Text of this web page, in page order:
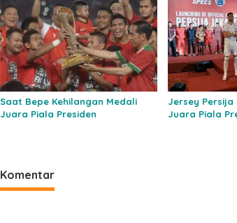
Saat Bepe Kehilangan Medali
Juara Piala Presiden
Jersey Persija
Juara Piala
Komentar